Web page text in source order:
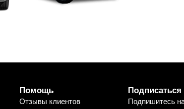
Помощь
Отзывы клиентов
Подпишитесь